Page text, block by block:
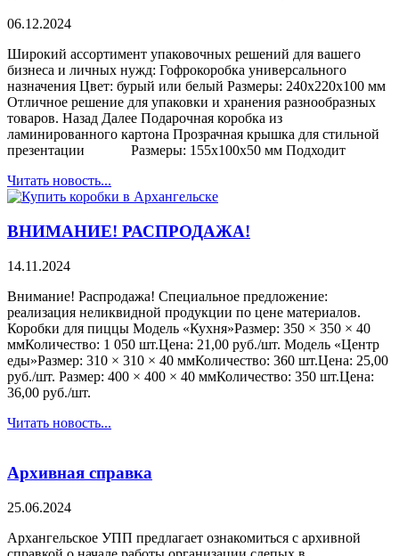
06.12.2024
Широкий ассортимент упаковочных решений для вашего
бизнеса и личных нужд: Гофрокоробка универсального
назначения Цвет: бурый или белый Размеры: 240х220х100 мм
Отличное решение для упаковки и хранения разнообразных
товаров. Назад Далее Подарочная коробка из
ламинированного картона Прозрачная крышка для стильной
презентации Размеры: 155х100х50 мм Подходит
Читать новость...
ВНИМАНИЕ! РАСПРОДАЖА!
14.11.2024
Внимание! Распродажа! Специальное предложение:
реализация неликвидной продукции по цене материалов.
Коробки для пиццы Модель «Кухня»Размер: 350 × 350 × 40
ммКоличество: 1 050 шт.Цена: 21,00 руб./шт. Модель «Центр
еды»Размер: 310 × 310 × 40 ммКоличество: 360 шт.Цена: 25,00
руб./шт. Размер: 400 × 400 × 40 ммКоличество: 350 шт.Цена:
36,00 руб./шт.
Читать новость...
Архивная справка
25.06.2024
Архангельское УПП предлагает ознакомиться с архивной